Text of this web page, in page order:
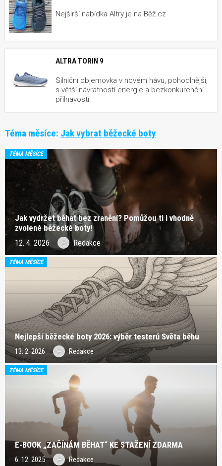
Nejširší nabídka Altry je na Běž.cz
ALTRA TORIN 9
Silniční objemovka v novém hávu, pohodlnější,
s větší návratností energie a bezkonkurenční
přilnavostí.
Téma měsíce: Jak vybrat běžecké boty
TÉMA MĚSÍCE
Jak vydržet běhat bez zranění? Pomůžou ti i vhodně
zvolené běžecké boty!
12. 4. 2026 Redakce
TÉMA MĚSÍCE
Nejlepší běžecké boty 2026: výběr testerů Světa běhu
13. 2. 2026 Redakce
TÉMA MĚSÍCE
E-BOOK „ZAČÍNÁM BĚHAT“ KE STAŽENÍ ZDARMA
6. 12. 2025 Redakce